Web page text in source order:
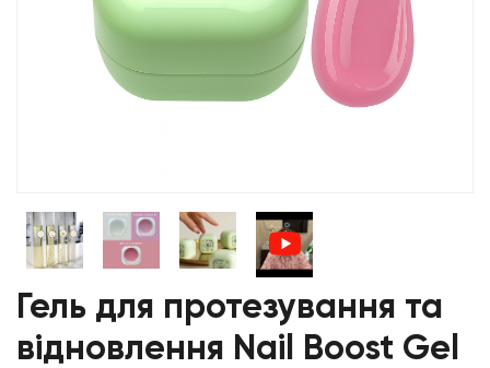
Гель для протезування та
відновлення Nail Boost Gel